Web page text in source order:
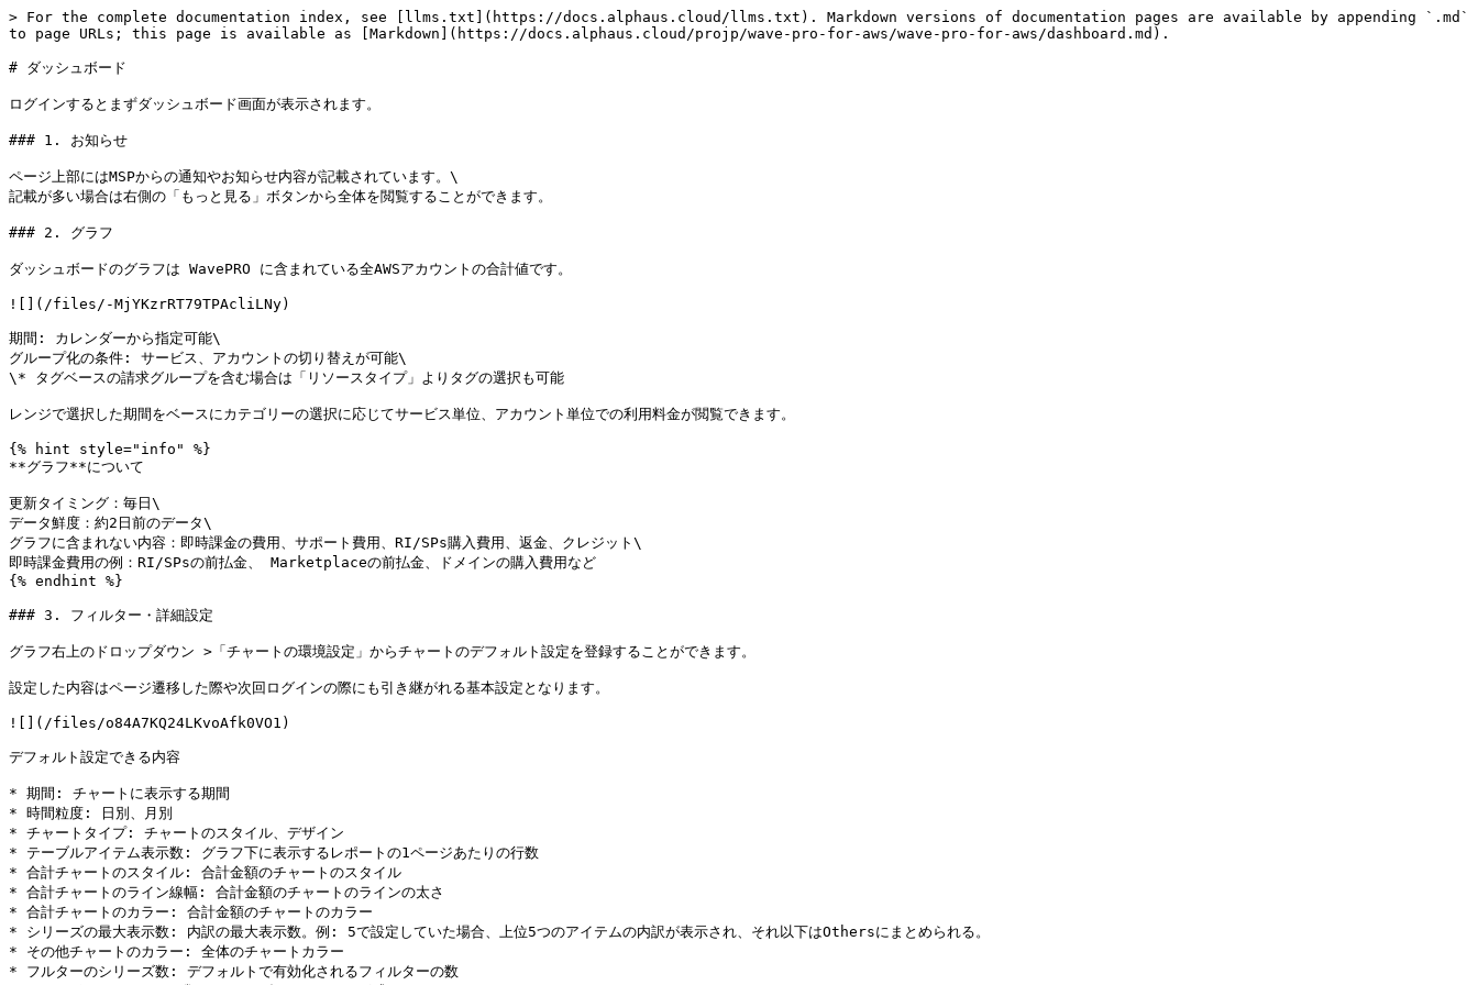
> For the complete documentation index, see [llms.txt](https://docs.alphaus.cloud/llms.txt). Markdown versions of documentation pages are available by appending `.md`
to page URLs; this page is available as [Markdown](https://docs.alphaus.cloud/projp/wave-pro-for-aws/wave-pro-for-aws/dashboard.md).
# ダッシュボード
ログインするとまずダッシュボード画面が表示されます。
### 1. お知らせ
ページ上部にはMSPからの通知やお知らせ内容が記載されています。\
記載が多い場合は右側の「もっと見る」ボタンから全体を閲覧することができます。
### 2. グラフ
ダッシュボードのグラフは WavePRO に含まれている全AWSアカウントの合計値です。
![](/files/-MjYKzrRT79TPAcliLNy)
期間: カレンダーから指定可能\
グループ化の条件: サービス、アカウントの切り替えが可能\
\* タグベースの請求グループを含む場合は「リソースタイプ」よりタグの選択も可能
レンジで選択した期間をベースにカテゴリーの選択に応じてサービス単位、アカウント単位での利用料金が閲覧できます。
{% hint style="info" %}
**グラフ**について
更新タイミング：毎日\
データ鮮度：約2日前のデータ\
グラフに含まれない内容：即時課金の費用、サポート費用、RI/SPs購入費用、返金、クレジット\
即時課金費用の例：RI/SPsの前払金、 Marketplaceの前払金、ドメインの購入費用など
{% endhint %}
### 3. フィルター・詳細設定
グラフ右上のドロップダウン >「チャートの環境設定」からチャートのデフォルト設定を登録することができます。
設定した内容はページ遷移した際や次回ログインの際にも引き継がれる基本設定となります。
![](/files/o84A7KQ24LKvoAfk0VO1)
デフォルト設定できる内容
* 期間: チャートに表示する期間
* 時間粒度: 日別、月別
* チャートタイプ: チャートのスタイル、デザイン
* テーブルアイテム表示数: グラフ下に表示するレポートの1ページあたりの行数
* 合計チャートのスタイル: 合計金額のチャートのスタイル
* 合計チャートのライン線幅: 合計金額のチャートのラインの太さ
* 合計チャートのカラー: 合計金額のチャートのカラー
* シリーズの最大表示数: 内訳の最大表示数。例: 5で設定していた場合、上位5つのアイテムの内訳が表示され、それ以下はOthersにまとめられる。
* その他チャートのカラー: 全体のチャートカラー
* フルターのシリーズ数: デフォルトで有効化されるフィルターの数